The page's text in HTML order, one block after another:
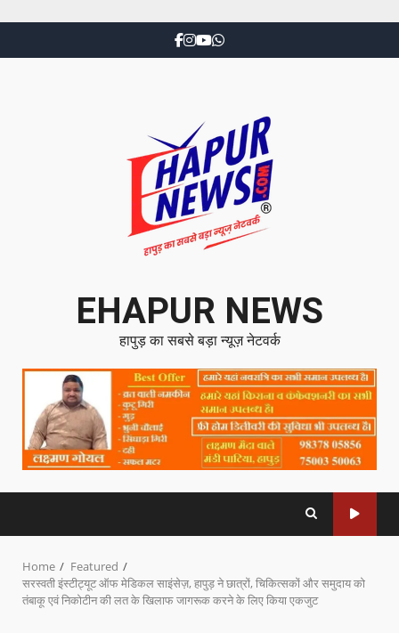
EHAPUR NEWS
हापुड़ का सबसे बड़ा न्यूज़ नेटवर्क
Home
Featured
सरस्वती इंस्टीट्यूट ऑफ मेडिकल साइंसेज़, हापुड़ ने छात्रों, चिकित्सकों और समुदाय को
तंबाकू एवं निकोटीन की लत के खिलाफ जागरूक करने के लिए किया एकजुट